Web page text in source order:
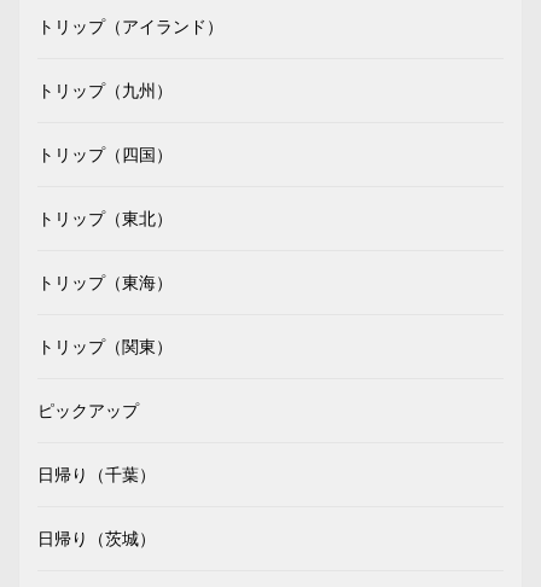
トリップ（アイランド）
トリップ（九州）
トリップ（四国）
トリップ（東北）
トリップ（東海）
トリップ（関東）
ピックアップ
日帰り（千葉）
日帰り（茨城）